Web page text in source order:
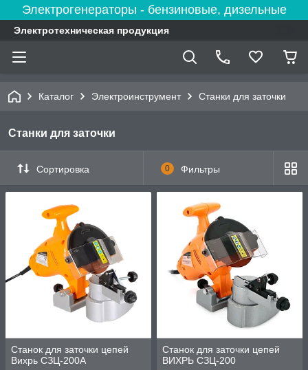
Электрогенераторы - бензиновые, дизельные
Электротехническая продукция
Каталог Электроинструмент Станки для заточки
Станки для заточки
Сортировка 0 Фильтры
Станок для заточки цепей
Вихрь СЗЦ-200А
Станок для заточки цепей
ВИХРЬ СЗЦ-200